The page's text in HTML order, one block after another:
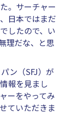
。サーチャー
日本ではまだ
したので、い
理だな、と思
ン（SFJ）が
報を見まし
ーをやってみ
ていただきま